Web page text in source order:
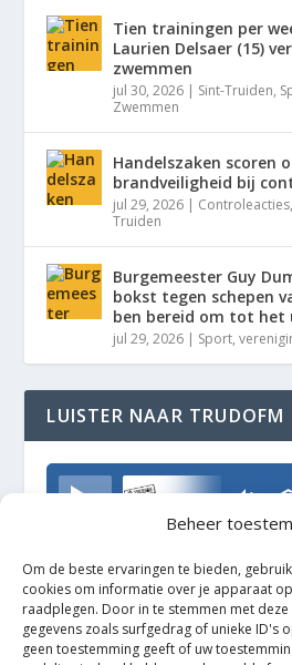
Beheer
Om de beste ervaringen te bieden,
cookies om informatie over je apparaat
raadplegen. Door in te stemmen met
gegevens zoals surfgedrag of unieke ID's
geen toestemming geeft of uw
Tien trainingen per
Laurien Delsaer (15)
zwemmen
jul 30, 2026 | Sint-Truiden,
Zwemmen
Handelszaken scoren
brandveiligheid bij
jul 29, 2026 | Controleacties,
Truiden
Burgemeester Guy
bokst tegen schepen
ben bereid om tot het
jul 29, 2026 | Sport,
LUISTER NAAR TRUDOFM
TrudoFM